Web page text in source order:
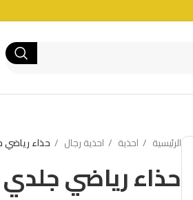
الرئيسية احذية احذية رجال حذاء رياضي
حذاء رياضي